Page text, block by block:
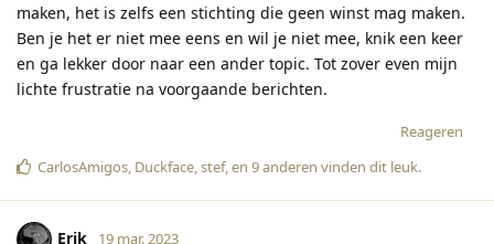
maken, het is zelfs een stichting die geen winst mag maken.
Ben je het er niet mee eens en wil je niet mee, knik een keer
en ga lekker door naar een ander topic. Tot zover even mijn
lichte frustratie na voorgaande berichten.
Reageren
CarlosAmigos, Duckface,stef, en 9anderen vinden dit leuk.
Erik 19 mar. 2023